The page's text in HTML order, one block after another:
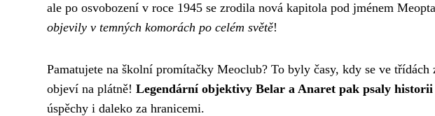
ale po osvobození v roce 1945 se zrodila nová kapitola pod jménem
objevily v temných komorách po celém světě!
Pamatujete na školní promítačky Meoclub? To byly časy, kdy se ve třídách
objeví na plátně! Legendární objektivy Belar a Anaret pak psaly historii
úspěchy i daleko za hranicemi.